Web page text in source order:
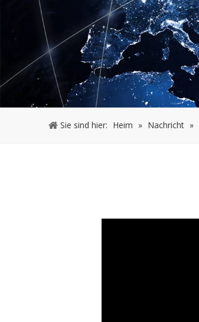
Sie sind hier: Heim » Nachricht »